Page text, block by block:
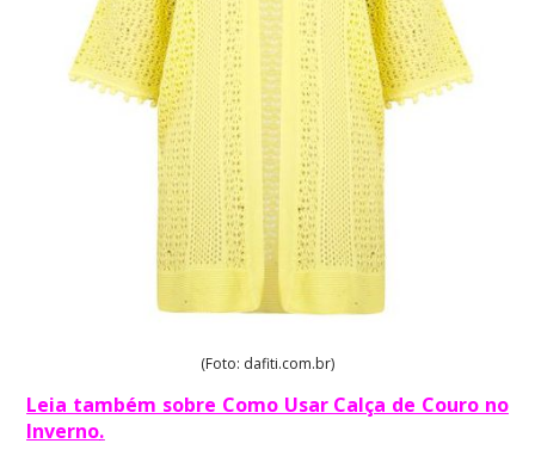
(Foto: dafiti.com.br)
Leia também sobre Como Usar Calça de Couro no
Inverno.